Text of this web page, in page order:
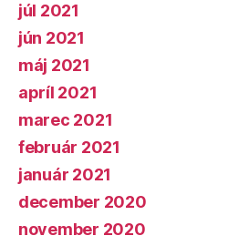
júl 2021
jún 2021
máj 2021
apríl 2021
marec 2021
február 2021
január 2021
december 2020
november 2020